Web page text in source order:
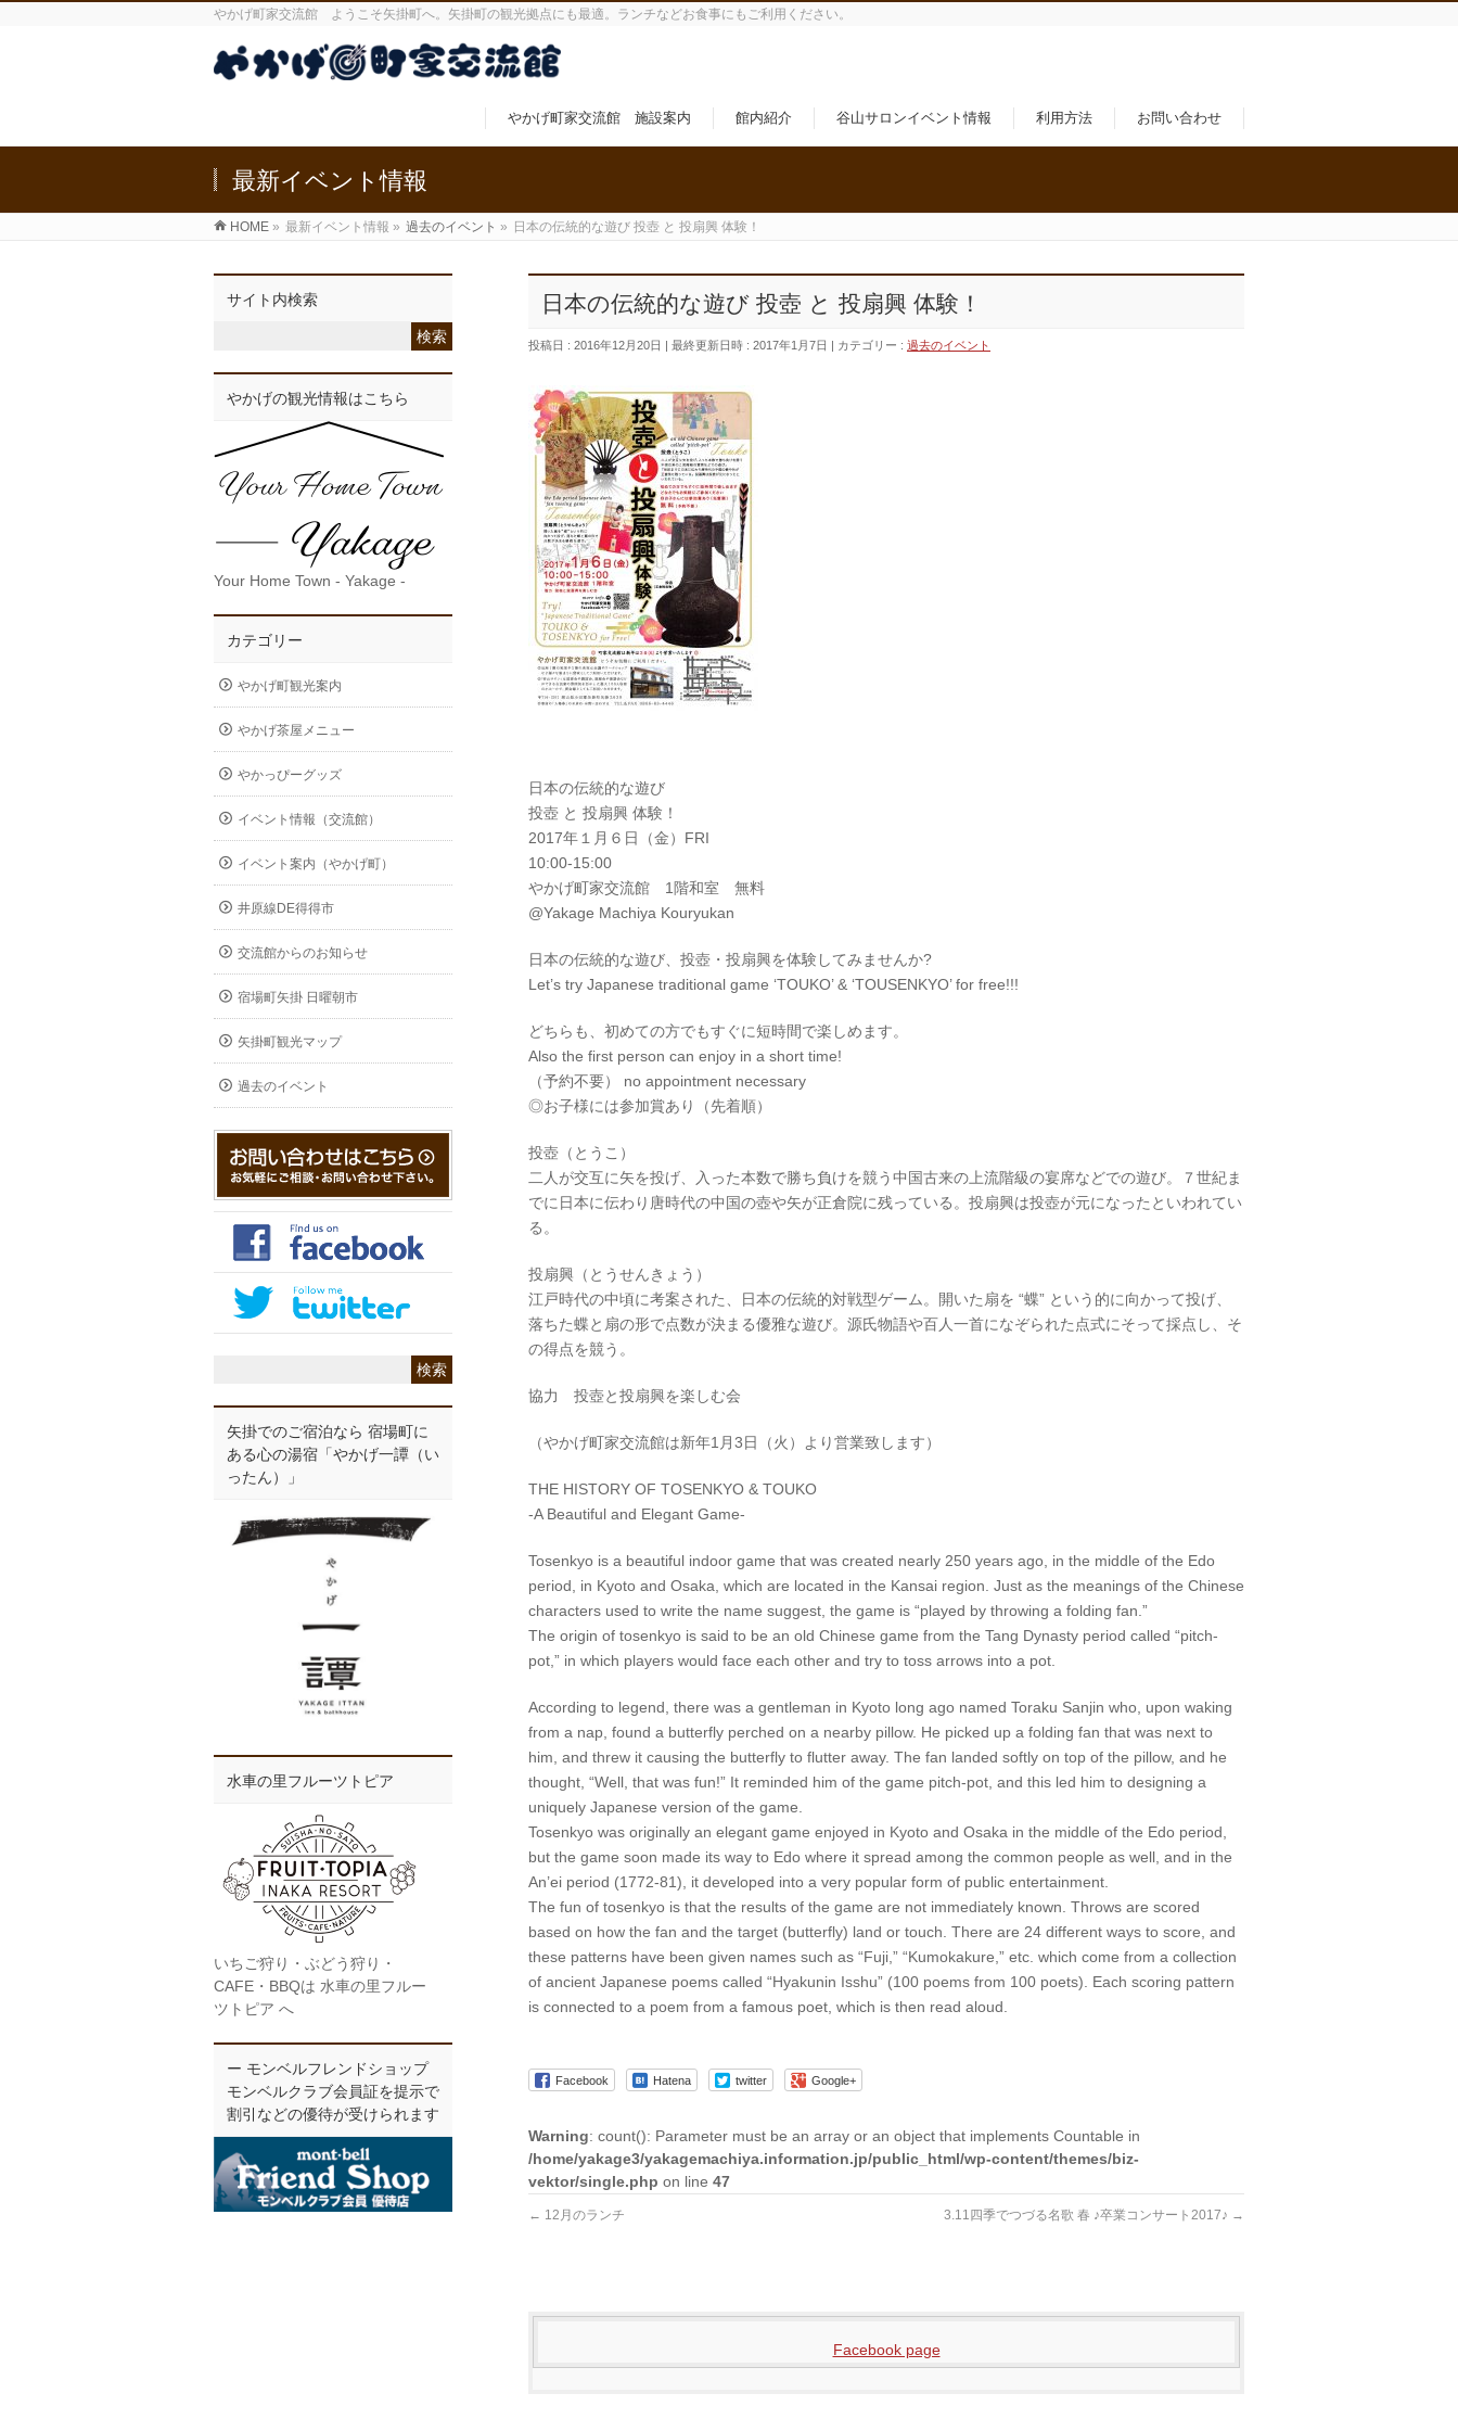
やかげ町家交流館 ようこそ矢掛町へ。矢掛町の観光拠点にも最適。ランチなどお食事にもご利用ください。
やかげ町家交流館 施設案内 館内紹介 谷山サロンイベント情報 利用方法 お問い合わせ
最新イベント情報
HOME » 最新イベント情報 » 過去のイベント » 日本の伝統的な遊び 投壺 と 投扇興 体験！
日本の伝統的な遊び 投壺 と 投扇興 体験！
投稿日 : 2016年12月20日 最終更新日時 : 2017年1月7日 カテゴリー : 過去のイベント
日本の伝統的な遊び
投壺 と 投扇興 体験！
2017年１月６日（金）FRI
10:00-15:00
やかげ町家交流館 1階和室 無料
@Yakage Machiya Kouryukan
日本の伝統的な遊び、投壺・投扇興を体験してみませんか?
Let’s try Japanese traditional game ‘TOUKO’ & ‘TOUSENKYO’ for free!!!
どちらも、初めての方でもすぐに短時間で楽しめます。
Also the first person can enjoy in a short time!
（予約不要） no appointment necessary
◎お子様には参加賞あり（先着順）
投壺（とうこ）
二人が交互に矢を投げ、入った本数で勝ち負けを競う中国古来の上流階級の宴席などでの遊び。７世紀ま
でに日本に伝わり唐時代の中国の壺や矢が正倉院に残っている。投扇興は投壺が元になったといわれてい
る。
投扇興（とうせんきょう）
江戸時代の中頃に考案された、日本の伝統的対戦型ゲーム 。開いた扇を “蝶” という的に向かって投げ、
落ちた蝶と扇の形で点数が決ま る優雅な遊び。源氏物語や百人一首になぞられた点式にそって採点し、そ
の得点を競う。
協力 投壺と投扇興を楽しむ会
（やかげ町家交流館は新年1月3日（火）より営業致します）
THE HISTORY OF TOSENKYO & TOUKO
-A Beautiful and Elegant Game-
Tosenkyo is a beautiful indoor game that was created nearly 250 years ago, in the middle of the Edo
period, in Kyoto and Osaka, which are located in the Kansai region. Just as the meanings of the Chinese
characters used to write the name suggest, the game is “played by throwing a folding fan.”
The origin of tosenkyo is said to be an old Chinese game from the Tang Dynasty period called “pitch-
pot,” in which players would face each other and try to toss arrows into a pot.
According to legend, there was a gentleman in Kyoto long ago named Toraku Sanjin who, upon waking
from a nap, found a butterfly perched on a nearby pillow. He picked up a folding fan that was next to
him, and threw it causing the butterfly to flutter away. The fan landed softly on top of the pillow, and he
thought, “Well, that was fun!” It reminded him of the game pitch-pot, and this led him to designing a
uniquely Japanese version of the game.
Tosenkyo was originally an elegant game enjoyed in Kyoto and Osaka in the middle of the Edo period,
but the game soon made its way to Edo where it spread among the common people as well, and in the
An’ei period (1772-81), it developed into a very popular form of public entertainment.
The fun of tosenkyo is that the results of the game are not immediately known. Throws are scored
based on how the fan and the target (butterfly) land or touch. There are 24 different ways to score, and
these patterns have been given names such as “Fuji,” “Kumokakure,” etc. which come from a collection
of ancient Japanese poems called “Hyakunin Isshu” (100 poems from 100 poets). Each scoring pattern
is connected to a poem from a famous poet, which is then read aloud.
Facebook Hatena twitter Google+
Warning: count(): Parameter must be an array or an object that implements Countable in
/home/yakage3/yakagemachiya.information.jp/public_html/wp-content/themes/biz-
vektor/single.php on line 47
← 12月のランチ 3.11四季でつづる名歌 春 ♪卒業コンサート2017♪ →
Facebook page
サイト内検索
やかげの観光情報はこちら
Your Home Town - Yakage -
カテゴリー
やかげ町観光案内
やかげ茶屋メニュー
やかっぴーグッズ
イベント情報（交流館）
イベント案内（やかげ町）
井原線DE得得市
交流館からのお知らせ
宿場町矢掛 日曜朝市
矢掛町観光マップ
過去のイベント
矢掛でのご宿泊なら 宿場町に
ある心の湯宿「やかげ一譚（い
ったん）」
水車の里フルーツトピア
いちご狩り・ぶどう狩り・
CAFE・BBQは 水車の里フルー
ツトピア へ
ー モンベルフレンドショップ
モンベルクラブ会員証を提示で
割引などの優待が受けられます